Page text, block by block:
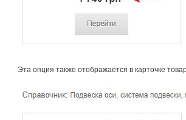
Эта опция также отображается в карточке